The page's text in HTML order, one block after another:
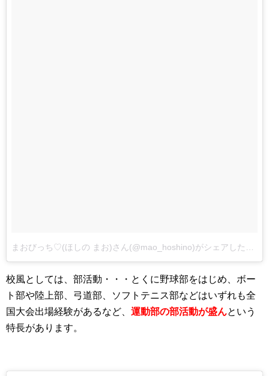
校風としては、部活動・・・とくに野球部をはじめ、ボー
ト部や陸上部、弓道部、ソフトテニス部などはいずれも全
国大会出場経験があるなど、 運動部の部活動が盛んという
特長があります。